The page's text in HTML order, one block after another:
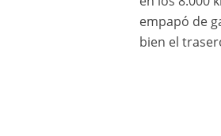
empapó de
bien el